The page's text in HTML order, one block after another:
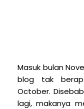
Masuk bulan
blog tak
October.
lagi, makanya